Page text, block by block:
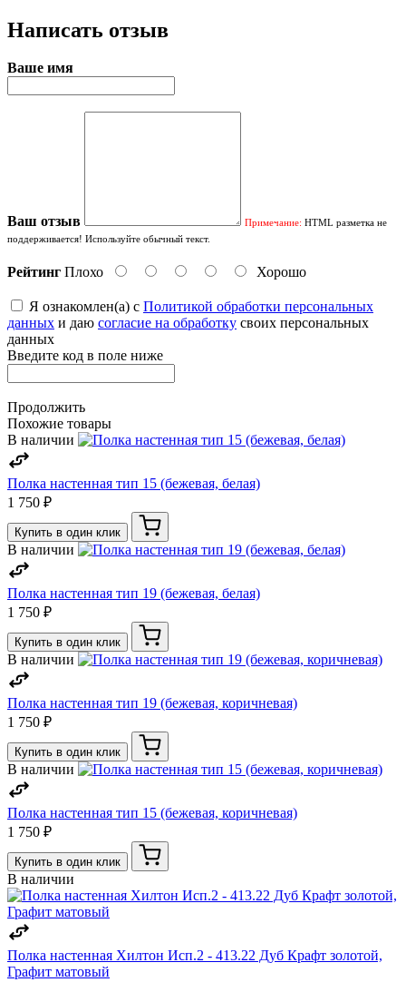
Написать отзыв
Ваше имя
Ваш отзыв Примечание: HTML разметка не
поддерживается! Используйте обычный текст.
Рейтинг Плохо Хорошо
Я ознакомлен(а) с Политикой обработки персональных
данных и даю согласие на обработку своих персональных
данных
Введите код в поле ниже
Продолжить
Похожие товары
В наличии
Полка настенная тип 15 (бежевая, белая)
1 750 ₽
Купить в один клик
В наличии
Полка настенная тип 19 (бежевая, белая)
1 750 ₽
Купить в один клик
В наличии
Полка настенная тип 19 (бежевая, коричневая)
1 750 ₽
Купить в один клик
В наличии
Полка настенная тип 15 (бежевая, коричневая)
1 750 ₽
Купить в один клик
В наличии
Полка настенная Хилтон Исп.2 - 413.22 Дуб Крафт золотой,
Графит матовый